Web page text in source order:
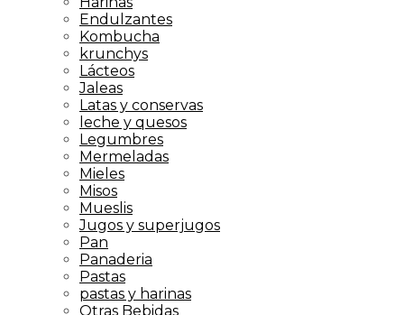
Endulzantes
Kombucha
krunchys
Lácteos
Jaleas
Latas y conservas
leche y quesos
Legumbres
Mermeladas
Mieles
Misos
Mueslis
Jugos y superjugos
Pan
Panaderia
Pastas
pastas y harinas
Otras Bebidas